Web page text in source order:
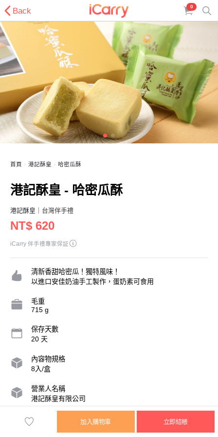
Back 0
首頁 港記酥皇 哈密瓜酥
港記酥皇 - 哈密瓜酥
港記酥皇 ｜台灣伴手禮
NT$ 620
iCarry 伴手禮專家保証
清新香甜哈密瓜！獨特風味！
以進口安佳奶油手工製作，蛋奶素可食用
毛重
715 g
保存天數
20 天
內容物規格
8入/盒
營業人名稱
港記酥皇有限公司
統一編號
54674919
加入購物車 立即結帳